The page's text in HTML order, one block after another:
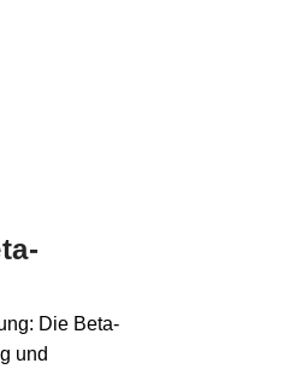
Die Beta-
und